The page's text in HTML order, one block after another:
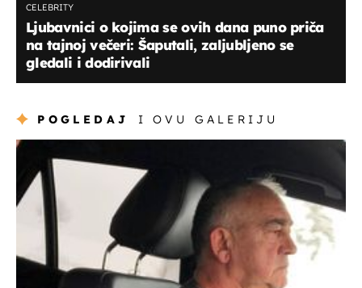
CELEBRITY
Ljubavnici o kojima se ovih dana puno priča
na tajnoj večeri: Šaputali, zaljubljeno se
gledali i dodirivali
POGLEDAJ I OVU GALERIJU